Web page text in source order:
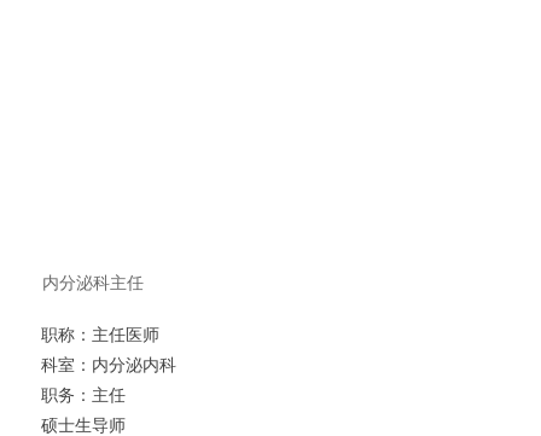
职称：主任医师
科室：内分泌内科
职务：主任
硕士生导师
内分泌科主任